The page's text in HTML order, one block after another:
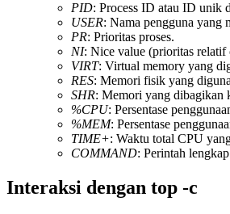
PID: Process ID atau ID unik
USER: Nama pengguna yang
PR: Prioritas proses.
NI: Nice value (prioritas relatif
VIRT: Virtual memory yang
RES: Memori fisik yang
SHR: Memori yang dibagikan
%CPU: Persentase
%MEM: Persentase
TIME+: Waktu total CPU
COMMAND: Perintah
Interaksi dengan top -c